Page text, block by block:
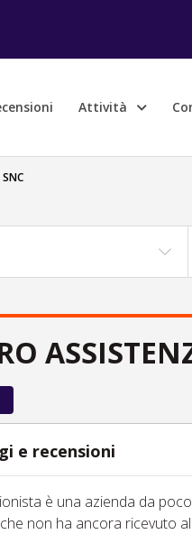
Attività
e recensioni
è una azienda da
non ha ancora ricevuto